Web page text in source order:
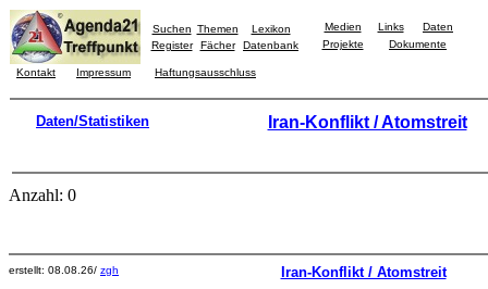
Suchen Themen
Lexikon
Register
Fächer Datenbank
Medien Links
Daten
Projekte
Dokumente
Kontakt Impressum Haftungsausschluss
Daten/Statistiken Iran-Konflikt / Atomstreit
Anzahl: 0
erstellt: 08.08.26/ zgh Iran-Konflikt / Atomstreit